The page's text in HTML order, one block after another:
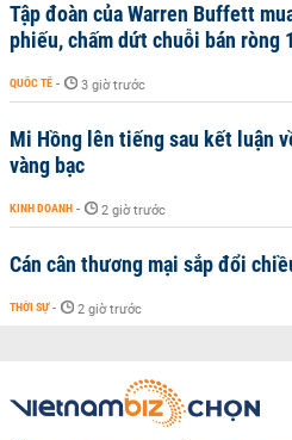
Tập đoàn của Warren Buffett
phiếu, chấm dứt chuỗi bán ròng
QUỐC TẾ - 3 giờ trước
Mi Hồng lên tiếng sau kết luận
vàng bạc
KINH DOANH - 2 giờ trước
Cán cân thương mại sắp đổi
THỜI SỰ - 2 giờ trước